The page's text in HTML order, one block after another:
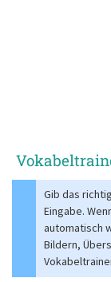
Gib das
Eingabe.
automatisch
Bildern,